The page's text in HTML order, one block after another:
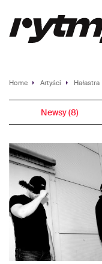
Home Artyści Hałastra
Newsy (8)